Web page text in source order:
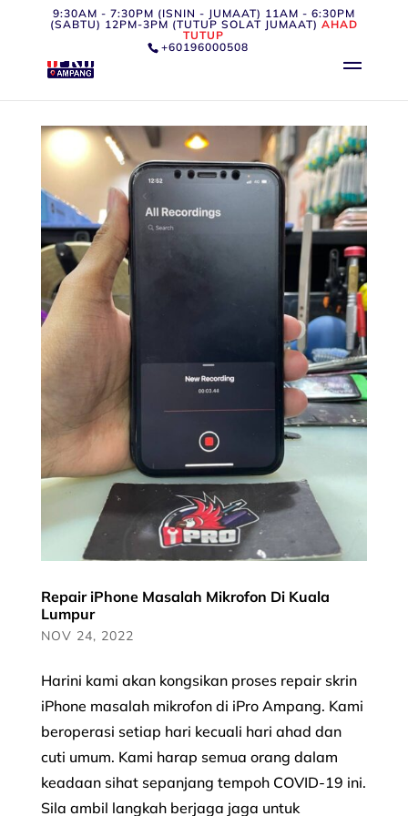
9:30AM - 7:30PM (ISNIN - JUMAAT) 11AM - 6:30PM
(SABTU) 12PM-3PM (TUTUP SOLAT JUMAAT) AHAD
TUTUP
+60196000508
Repair iPhone Masalah Mikrofon Di Kuala
Lumpur
NOV 24, 2022
Harini kami akan kongsikan proses repair skrin
iPhone masalah mikrofon di iPro Ampang. Kami
beroperasi setiap hari kecuali hari ahad dan
cuti umum. Kami harap semua orang dalam
keadaan sihat sepanjang tempoh COVID-19 ini.
Sila ambil langkah berjaga jaga untuk